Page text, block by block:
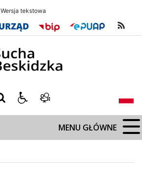
Wersja tekstowa
MENU GŁÓWNE